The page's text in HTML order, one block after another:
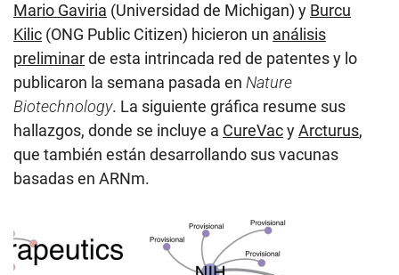
Mario Gaviria (Universidad de Michigan) y Burcu
Kilic (ONG Public Citizen) hicieron un análisis
preliminarde esta intrincada red de patentes y lo
publicaron la semana pasada en Nature
Biotechnology. La siguiente gráfica resume sus
hallazgos, donde se incluye a CureVacyArcturus,
que también están desarrollando sus vacunas
basadas en ARNm.